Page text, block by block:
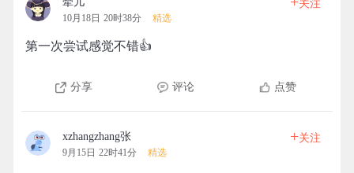
10月18日 20时38分 精选
关注
第一次尝试感觉不错👍
分享 评论 点赞
xzhangzhang张
9月15日 22时41分 精选
+关注